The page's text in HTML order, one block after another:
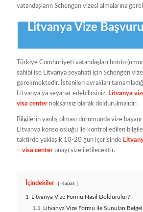
vatandaşların Schengen vizesi almalarına
Litvanya Vize
Türkiye Cumhuriyeti vatandaşları bordo
sahibi ise Litvanya seyahati için Schengen
gerekmektedir. İstenilen evrakları
Litvanya’ya seyahat edebilirsiniz. Litvanya
visa centernoksansız olarak doldurulmalıdır.
Bilgilerin yanlış olması durumunda vize
Litvanya konsolosluğu ile kontrol edilen
taktirde yaklaşık 10-20 gün içerisinde
– visa center onayı size iletilecektir.
İçindekiler Kapalı
1 Litvanya Vize Formu Nasıl Doldurulur?
1.1 Litvanya Vize Formu ile Sunulan